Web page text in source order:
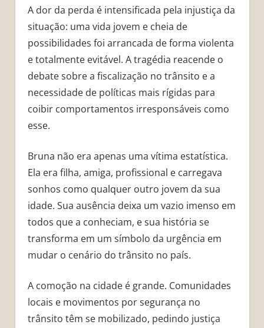
A dor da perda é intensificada pela injustiça da
situação: uma vida jovem e cheia de
possibilidades foi arrancada de forma violenta
e totalmente evitável. A tragédia reacende o
debate sobre a fiscalização no trânsito e a
necessidade de políticas mais rígidas para
coibir comportamentos irresponsáveis como
esse.
Bruna não era apenas uma vítima estatística.
Ela era filha, amiga, profissional e carregava
sonhos como qualquer outro jovem da sua
idade. Sua ausência deixa um vazio imenso em
todos que a conheciam, e sua história se
transforma em um símbolo da urgência em
mudar o cenário do trânsito no país.
A comoção na cidade é grande. Comunidades
locais e movimentos por segurança no
trânsito têm se mobilizado, pedindo justiça